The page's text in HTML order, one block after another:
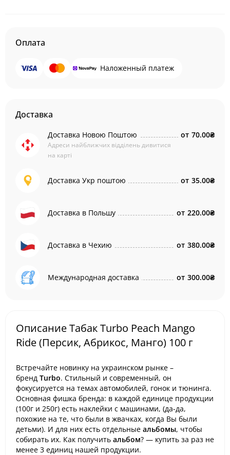
Оплата
Наложенный платеж
Доставка
Доставка Новою Поштою
Адреси найближчих відділень дивитися
на карті
от 70.00₴
Доставка Укр поштою от 35.00₴
Доставка в Польшу от 220.00₴
Доставка в Чехию от 380.00₴
Международная доставка от 300.00₴
Описание Табак Turbo Peach Mango
Ride (Персик, Абрикос, Манго) 100 г
Встречайте новинку на украинском рынке –
бренд Turbo. Стильный и современный, он
фокусируется на темах автомобилей, гонок и тюнинга.
Основная фишка бренда: в каждой единице продукции
(100г и 250г) есть наклейки с машинами, (да-да,
похожие на те, что были в жвачках, когда Вы были
детьми). И для них есть отдельные альбомы, чтобы
собирать их. Как получить альбом? — купить за раз не
менее 3 единиц нашей продукции.